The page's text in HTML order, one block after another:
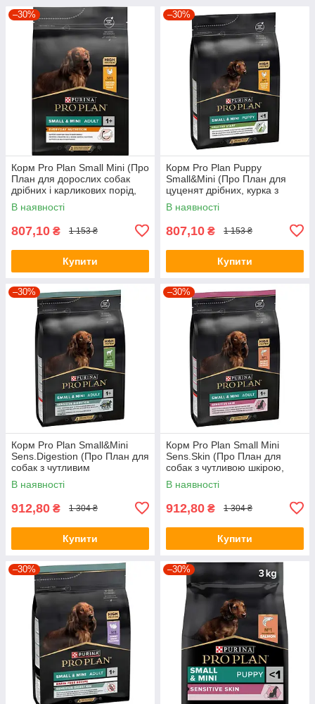
–30%
Корм Pro Plan Small Mini (Про
План для дорослих собак
дрібних і карликових порід,
курка), 3кг.
В наявності
807,10 ₴ 1 153 ₴
Купити
–30%
Корм Pro Plan Puppy
Small&Mini (Про План для
цуценят дрібних, курка з
рисом), 3кг.
В наявності
807,10 ₴ 1 153 ₴
Купити
–30%
Корм Pro Plan Small&Mini
Sens.Digestion (Про План для
собак з чутливим
травленням, ягня), 3кг.
В наявності
912,80 ₴ 1 304 ₴
Купити
–30%
Корм Pro Plan Small Mini
Sens.Skin (Про План для
собак з чутливою шкірою,
лосось з рисом), 3кг.
В наявності
912,80 ₴ 1 304 ₴
Купити
–30% –30%